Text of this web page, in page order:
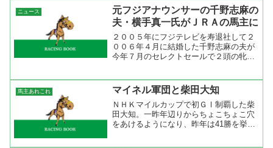
計で見るのでその場合は25880万でラン
キングは4位と...
ニュース
元フジアナウンサーの千野志麻の
夫・横手真一氏がＪＲＡの馬主に
２００５年にフジテレビを寿退社して２
００６年４月に結婚した千野志麻の夫が
今年７月のセレクトセールで２頭の牝馬
当時は米国系投資銀行に勤務していた。
この２人の結婚式には政界...
馬主あれこれ マイネル軍団と柴田大知
ＮＨＫマイルカップで初ＧⅠ制覇した柴
田大知。一昨年辺りからちょこちょこ穴
をあけるようになり、昨年は41勝を挙げ